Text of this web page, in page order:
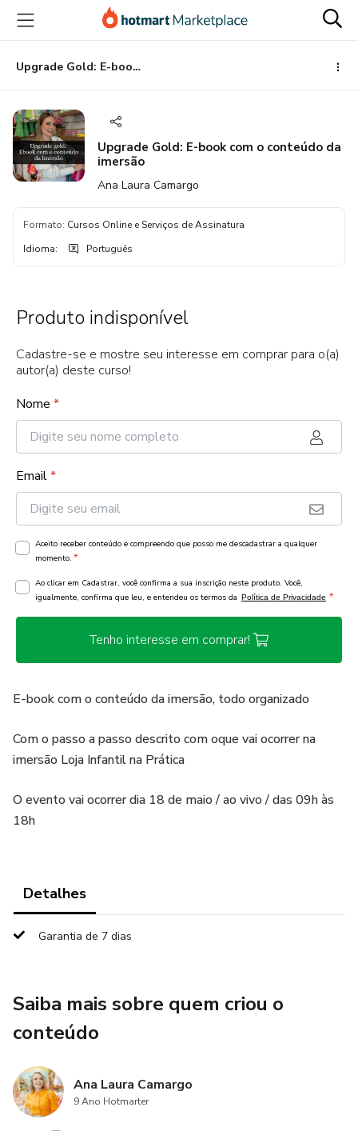
para
conteúdo
principal
para
pagamento
para
rodapé
Upgrade Gold: E-book com o conteúdo da imersão
Upgrade Gold: E-book com o conteúdo da
imersão
Ana Laura Camargo
Formato: Cursos Online e Serviços de Assinatura
Idioma: Português
Produto indisponível
Cadastre-se e mostre seu interesse em comprar para o(a)
autor(a) deste curso!
Nome *
Email*
Aceito receber conteúdo e compreendo que posso me descadastrar a qualquer
momento. *
Ao clicar em Cadastrar, você confirma a sua inscrição neste produto. Você,
igualmente, confirma que leu, e entendeu os termos da Política de Privacidade *
Tenho interesse em comprar!
E-book com o conteúdo da imersão, todo organizado
Com o passo a passo descrito com oque vai ocorrer na
imersão Loja Infantil na Prática
O evento vai ocorrer dia 18 de maio / ao vivo / das 09h às
18h
Detalhes
Garantia de 7 dias
Saiba mais sobre quem criou o
conteúdo
Ana Laura Camargo
9 Ano Hotmarter